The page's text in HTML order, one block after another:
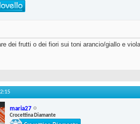
dei frutti o dei fiori sui toni arancio/giallo e
maria27
Crocettina Diamante